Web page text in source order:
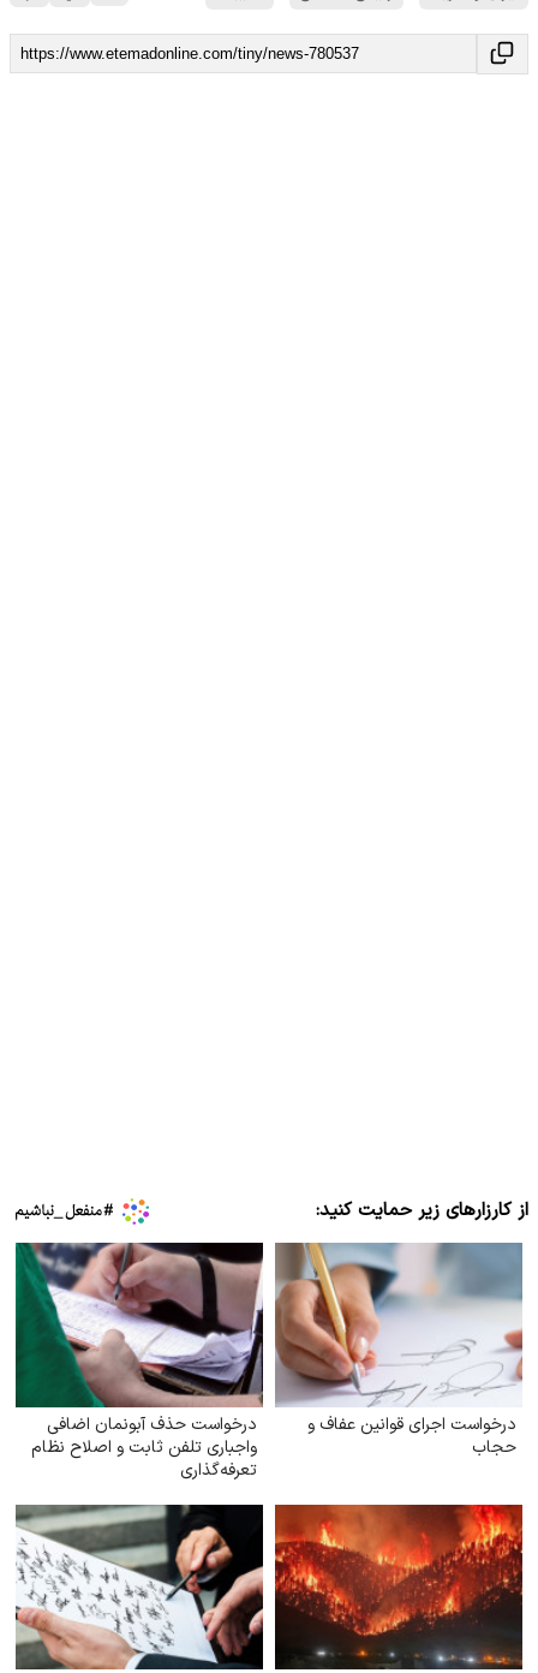
از کارزارهای زیر حمایت کنید:
درخواست اجرای قوانین عفاف و
حجاب
درخواست حذف آبونمان اضافی
واجباری تلفن ثابت و اصلاح نظام
تعرفه‌گذاری